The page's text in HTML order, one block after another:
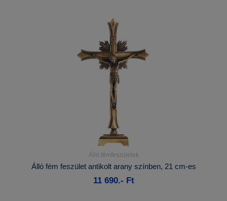
Kosárba
Álló fémfeszületek
Álló fém feszület antikolt arany színben, 21 cm-es
11 690.- Ft